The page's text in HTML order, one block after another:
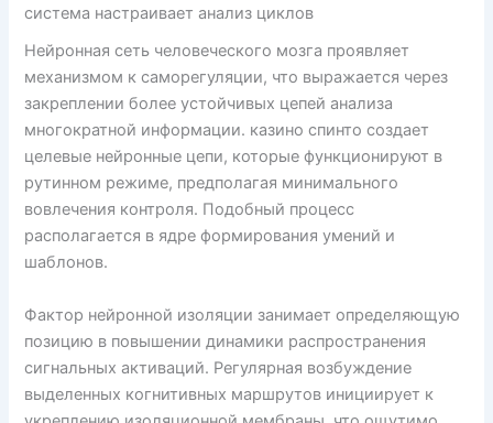
система настраивает анализ циклов
Нейронная сеть человеческого мозга проявляет
механизмом к саморегуляции, что выражается через
закреплении более устойчивых цепей анализа
многократной информации. казино спинто создает
целевые нейронные цепи, которые функционируют в
рутинном режиме, предполагая минимального
вовлечения контроля. Подобный процесс
располагается в ядре формирования умений и
шаблонов.
Фактор нейронной изоляции занимает определяющую
позицию в повышении динамики распространения
сигнальных активаций. Регулярная возбуждение
выделенных когнитивных маршрутов инициирует к